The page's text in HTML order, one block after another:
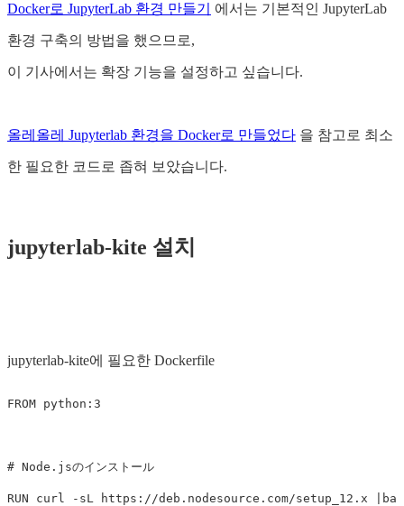
Docker로 JupyterLab 환경 만들기 에서는 기본적인 JupyterLab
환경 구축의 방법을 했으므로,
이 기사에서는 확장 기능을 설정하고 싶습니다.
올레올레 Jupyterlab 환경을 Docker로 만들었다 을 참고로 최소
한 필요한 코드로 좁혀 보았습니다.
jupyterlab-kite 설치
jupyterlab-kite에 필요한 Dockerfile
FROM python:3
# Node.jsのインストール
RUN curl -sL https://deb.nodesource.com/setup_12.x